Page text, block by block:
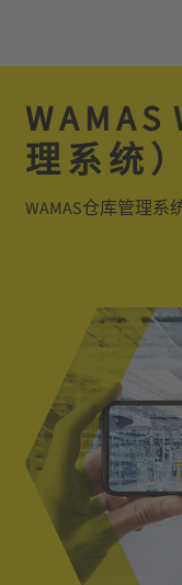
W­ A­ M­ A­
理­ 系­ 统­ ）
WAMAS仓库管理系